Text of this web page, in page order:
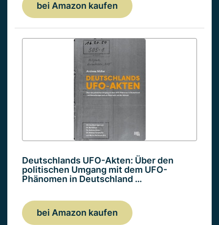
bei Amazon kaufen
Deutschlands UFO-Akten: Über den
politischen Umgang mit dem UFO-
Phänomen in Deutschland …
bei Amazon kaufen